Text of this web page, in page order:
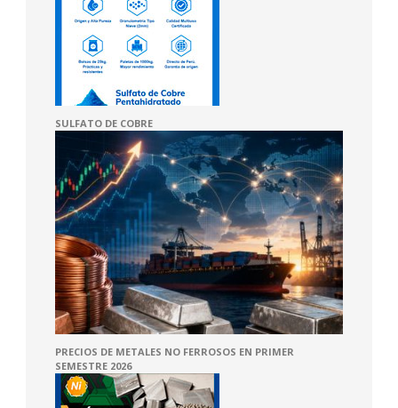
SULFATO DE COBRE
PRECIOS DE METALES NO FERROSOS EN PRIMER
SEMESTRE 2026